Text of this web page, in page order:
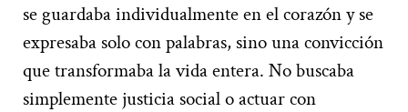
se guardaba individualmente en el corazón y se
expresaba solo con palabras, sino una convicción
que transformaba la vida entera. No buscaba
simplemente justicia social o actuar con